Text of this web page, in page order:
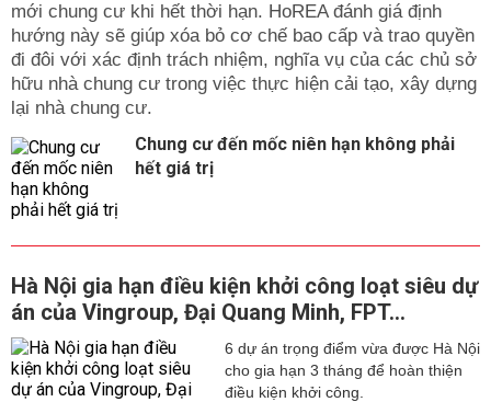
mới chung cư khi hết thời hạn. HoREA đánh giá định
hướng này sẽ giúp xóa bỏ cơ chế bao cấp và trao quyền
đi đôi với xác định trách nhiệm, nghĩa vụ của các chủ sở
hữu nhà chung cư trong việc thực hiện cải tạo, xây dựng
lại nhà chung cư.
Chung cư đến mốc niên hạn không phải
hết giá trị
Hà Nội gia hạn điều kiện khởi công loạt siêu dự
án của Vingroup, Đại Quang Minh, FPT...
6 dự án trọng điểm vừa được Hà Nội
cho gia hạn 3 tháng để hoàn thiện
điều kiện khởi công.